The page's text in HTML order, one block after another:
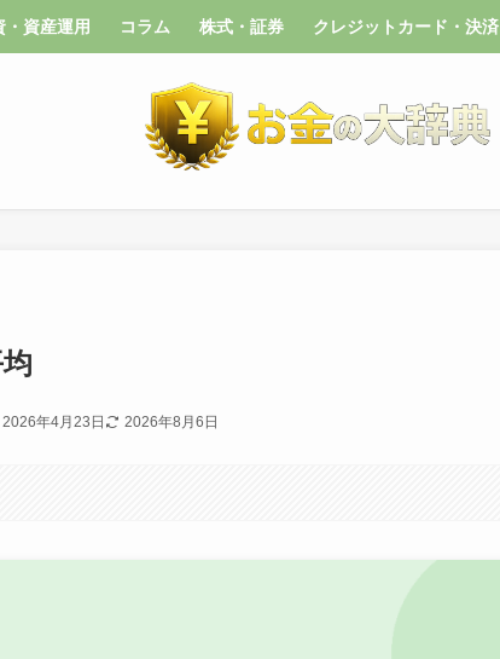
・資産運用 コラム 株式・証券 クレジットカード・決済
2026年4月23日 2026年8月6日